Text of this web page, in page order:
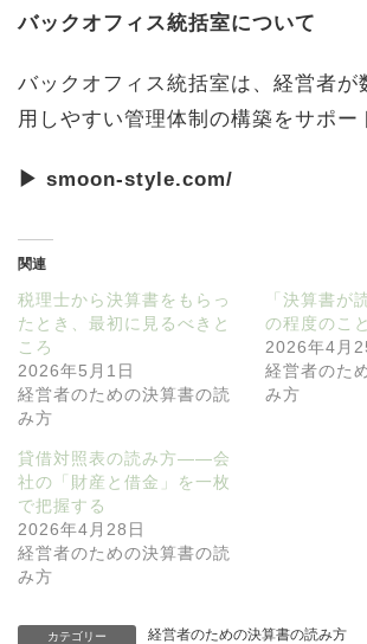
バックオフィス統括室について
バックオフィス統括室は、経営者が
用しやすい管理体制の構築をサポー
▶ smoon-style.com/
関連
税理士から決算書をもらっ
たとき、最初に見るべきと
ころ
2026年5月1日
経営者のための決算書の読
み方
「決算書が
の程度のこ
2026年4月
経営者のた
み方
貸借対照表の読み方——会
社の「財産と借金」を一枚
で把握する
2026年4月28日
経営者のための決算書の読
み方
カテゴリー 経営者のための決算書の読み方